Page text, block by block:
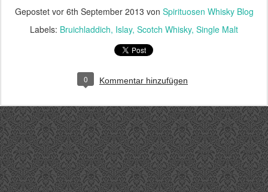
Gepostet vor 6th September 2013 von Spirituosen Whisky Blog
Labels: Bruichladdich Islay Scotch Whisky Single Malt
0 Kommentar hinzufügen